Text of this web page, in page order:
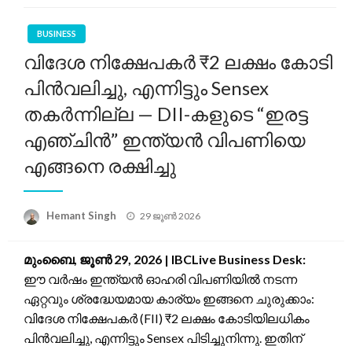
BUSINESS
വിദേശ നിക്ഷേപകർ ₹2 ലക്ഷം കോടി
പിൻവലിച്ചു, എന്നിട്ടും Sensex
തകർന്നില്ല — DII-കളുടെ “ഇരട്ട
എഞ്ചിൻ” ഇന്ത്യൻ വിപണിയെ
എങ്ങനെ രക്ഷിച്ചു
Hemant Singh
Posted
29 ജൂൺ 2026
മുംബൈ, ജൂൺ 29, 2026 | IBCLive Business Desk:
ഈ വർഷം ഇന്ത്യൻ ഓഹരി വിപണിയിൽ നടന്ന
ഏറ്റവും ശ്രദ്ധേയമായ കാര്യം ഇങ്ങനെ ചുരുക്കാം:
വിദേശ നിക്ഷേപകർ (FII) ₹2 ലക്ഷം കോടിയിലധികം
പിൻവലിച്ചു, എന്നിട്ടും Sensex പിടിച്ചുനിന്നു. ഇതിന്